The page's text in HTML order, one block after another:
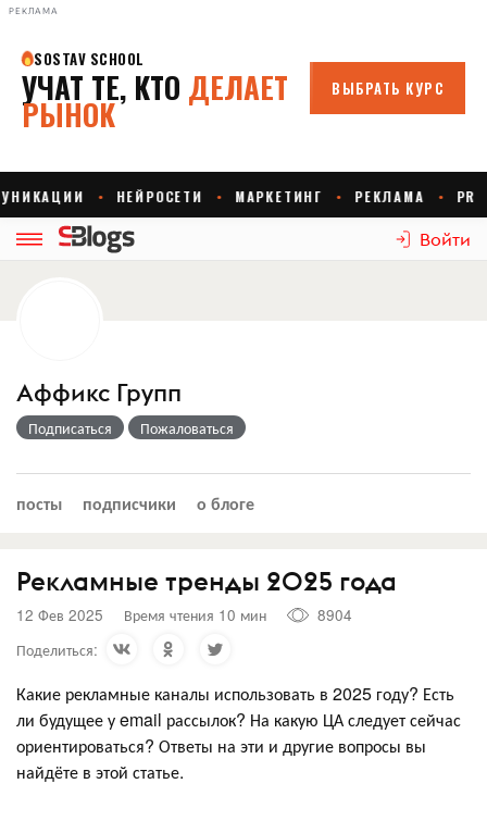
РЕКЛАМА
Войти
Аффикс Групп
Подписаться Пожаловаться
посты подписчики о блоге
Рекламные тренды 2025 года
12 Фев 2025 Время чтения 10 мин
8904
Поделиться:
Какие рекламные каналы использовать в 2025 году? Есть
ли будущее у email рассылок? На какую ЦА следует сейчас
ориентироваться? Ответы на эти и другие вопросы вы
найдёте в этой статье.